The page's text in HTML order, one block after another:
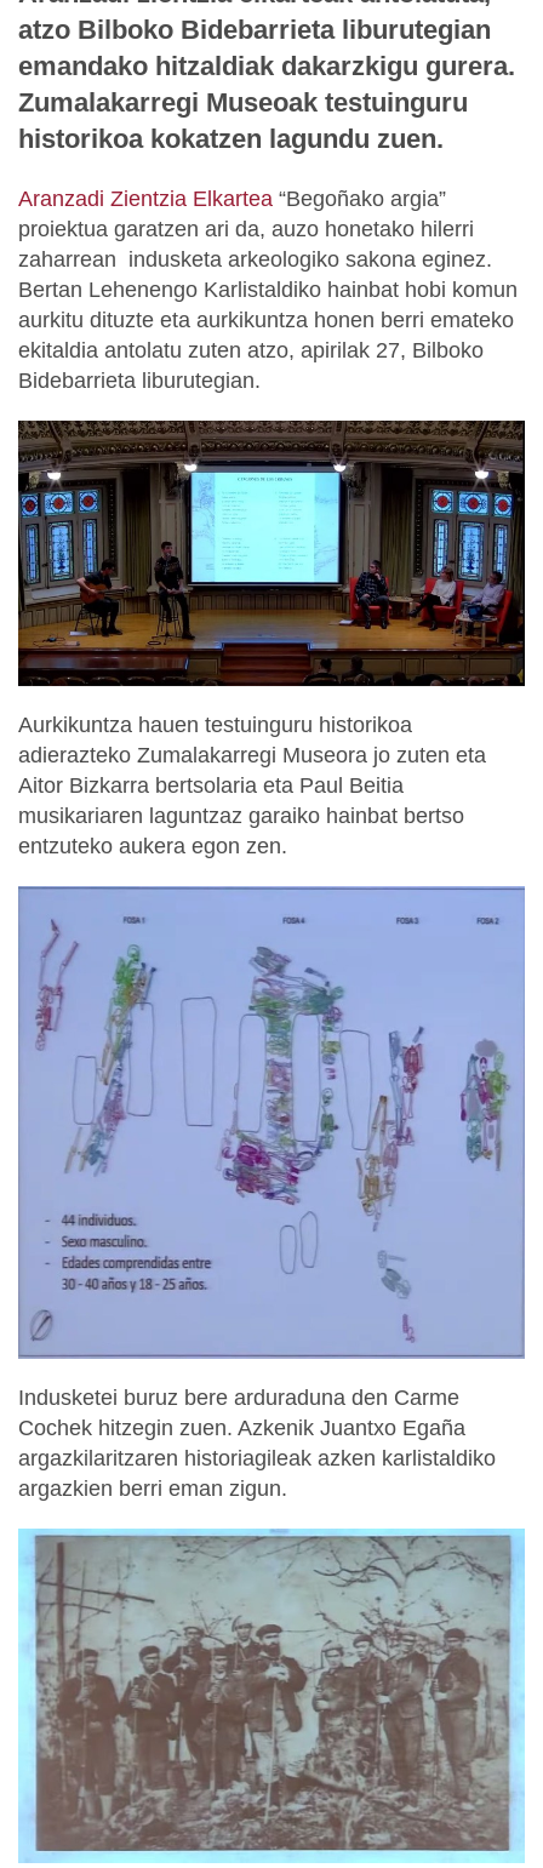
atzo Bilboko Bidebarrieta liburutegian
emandako hitzaldiak dakarzkigu gurera.
Zumalakarregi Museoak testuinguru
historikoa kokatzen lagundu zuen.
Aranzadi Zientzia Elkartea “Begoñako argia”
proiektua garatzen ari da, auzo honetako hilerri
zaharrean indusketa arkeologiko sakona eginez.
Bertan Lehenengo Karlistaldiko hainbat hobi komun
aurkitu dituzte eta aurkikuntza honen berri emateko
ekitaldia antolatu zuten atzo, apirilak 27, Bilboko
Bidebarrieta liburutegian.
Aurkikuntza hauen testuinguru historikoa
adierazteko Zumalakarregi Museora jo zuten eta
Aitor Bizkarra bertsolaria eta Paul Beitia
musikariaren laguntzaz garaiko hainbat bertso
entzuteko aukera egon zen.
Indusketei buruz bere arduraduna den Carme
Cochek hitzegin zuen. Azkenik Juantxo Egaña
argazkilaritzaren historiagileak azken karlistaldiko
argazkien berri eman zigun.